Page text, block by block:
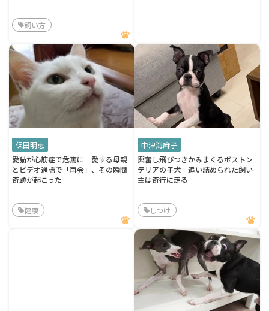
飼い方
保田明恵
愛猫が心筋症で危篤に 愛する母親
とビデオ通話で「再会」、その瞬間
奇跡が起こった
健康
中津海麻子
興奮し飛びつきかみまくるボストン
テリアの子犬 追い詰められた飼い
主は奇行に走る
しつけ